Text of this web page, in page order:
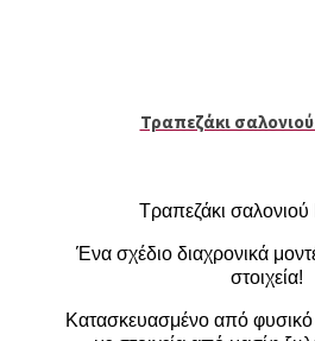
Τραπεζάκι
Τραπεζάκι
Ένα σχέδιο διαχρονικά
στοιχεία!
Κατασκευασμένο από